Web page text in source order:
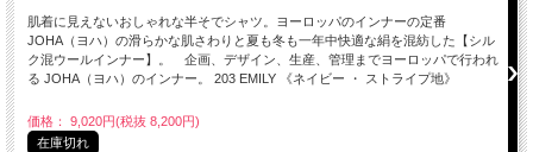
肌着に見えないおしゃれな半そでシャツ。ヨーロッパのインナーの定番
JOHA（ヨハ）の滑らかな肌さわりと夏も冬も一年中快適な絹を混紡した【シル
ク混ウールインナー】。 企画、デザイン、生産、管理までヨーロッパで行われ
る JOHA（ヨハ）のインナー。 203 EMILY 《ネイビー ・ ストライプ地》
価格： 9,020円(税抜 8,200円)
在庫切れ